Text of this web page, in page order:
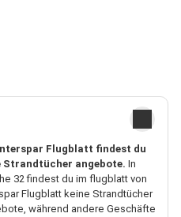
Flugblatt findest du
Strandtücher angebote. In
32 findest du im flugblatt von
Flugblatt keine Strandtücher
während andere Geschäfte